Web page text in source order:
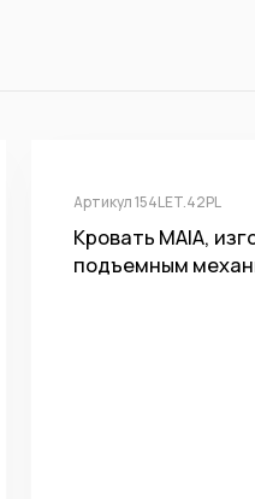
Артикул 154LET.42PL
Кровать MAIA,
подъемным